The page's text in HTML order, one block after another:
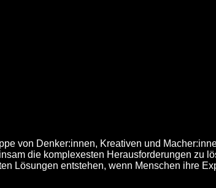
von Denker:innen, Kreativen und
die komplexesten Herausforderungen zu
Lösungen entstehen, wenn Menschen ihre